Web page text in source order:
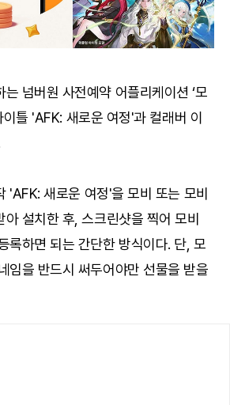
넘버원 사전예약 어플리케이션 ‘모
이틀 'AFK: 새로운 여정'과 컬래버 이
'AFK: 새로운 여정'을 모비 또는 모비
설치한 후, 스크린샷을 찍어 모비
록하면 되는 간단한 방식이다. 단, 모
임을 반드시 써두어야만 선물을 받을